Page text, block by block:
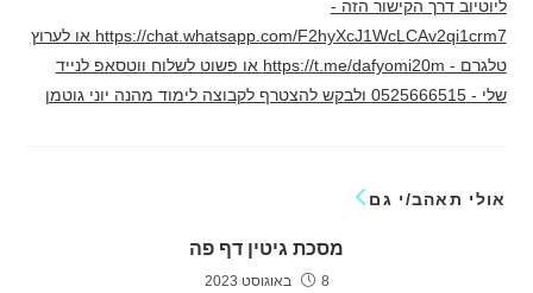
ליוטיוב דרך הקישור הזה -
https://chat.whatsapp.com/F2hyXcJ1WcLCAv2qi1crm7 או לערוץ
טלגרם - https://t.me/dafyomi20m או פשוט לשלוח ווטסאפ לנייד
שלי - 0525666515 ולבקש להצטרף לקבוצה לימוד מהנה יוני גוטמן
אולי תאהב/י גם
מסכת גיטין דף פה
8 באוגוסט 2023